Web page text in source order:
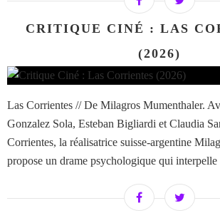
CRITIQUE CINÉ : LAS
(2026)
Las Corrientes // De Milagros Mumenthaler.
Gonzalez Sola, Esteban Bigliardi et Claudia
Corrientes, la réalisatrice suisse-argentine
propose un drame psychologique qui interpelle